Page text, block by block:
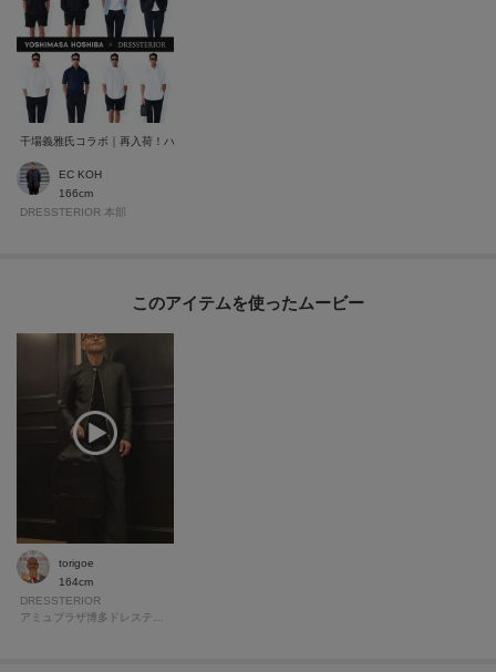
干場義雅氏コラボ｜再入荷！ハイクオリティを堪能できる夏のカプセルコレクション
EC KOH
166cm
DRESSTERIOR 本部
このアイテムを使ったムービー
torigoe
164cm
DRESSTERIOR